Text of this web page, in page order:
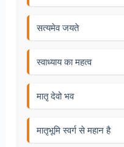
सत्यमेव जयते
स्वाध्याय का महत्व
मातृ देवो भव
मातृभूमि स्वर्ग से महान है